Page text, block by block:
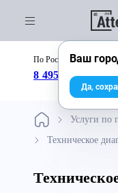
По России бесплатно:
8 495 246-04-43
Услуги по
Техническое
Ваш
Да,